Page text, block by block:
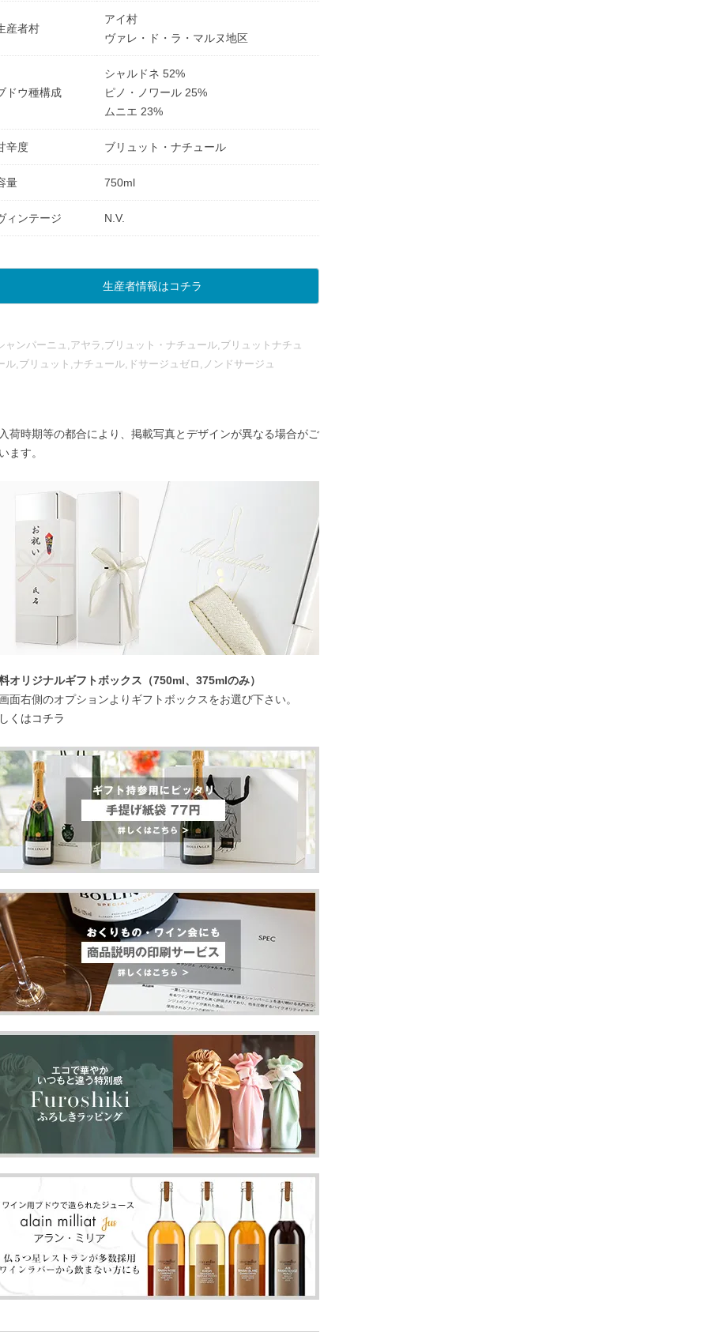
産者村
アイ村
ヴァレ・ド・ラ・マルヌ地区
ドウ種構成
シャルドネ 52%
ピノ・ノワール 25%
ムニエ 23%
辛度 ブリュット・ナチュール
量 750ml
ィンテージ N.V.
生産者情報はコチラ
ャンパーニュ,アヤラ,ブリュット・ナチュール,ブリュットナチュ
ル,ブリュット,ナチュール,ドサージュゼロ,ノンドサージュ
荷時期等の都合により、掲載写真とデザインが異なる場合がご
ます。
オリジナルギフトボックス（750ml、375mlのみ）
面右側のオプションよりギフトボックスをお選び下さい。
くはコチラ